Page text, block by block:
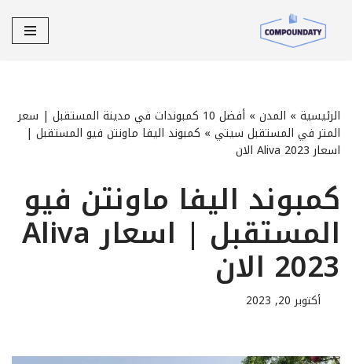
تخطى
الرئيسية » المدن »
أفضل 10 كمبوندات في مدينة المستقبل | سعر
المتر في المستقبل سيتي » كمبوند اليفا ماونتن فيو المستقبل |
اسعار Aliva 2023 الان
كمبوند اليفا ماونتن فيو
المستقبل | اسعار Aliva
2023 الان
أكتوبر 20, 2023